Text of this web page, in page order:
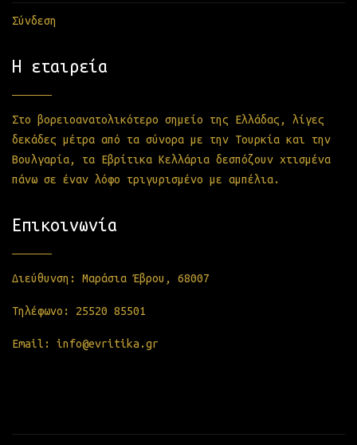
Σύνδεση
Η εταιρεία
Στο βορειοανατολικότερο σημείο της Ελλάδας, λίγες
δεκάδες μέτρα από τα σύνορα με την Τουρκία και την
Βουλγαρία, τα Εβρίτικα Κελλάρια δεσπόζουν χτισμένα
πάνω σε έναν λόφο τριγυρισμένο με αμπέλια.
Επικοινωνία
Διεύθυνση: Μαράσια Έβρου, 68007
Τηλέφωνο: 25520 85501
Email: info@evritika.gr